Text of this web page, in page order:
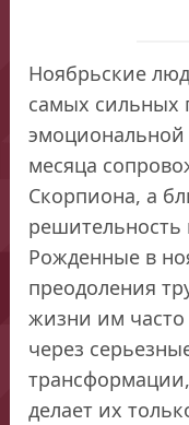
Ноябрьские
самых сильных
эмоциональной
месяца
Скорпиона, а
Рожденные в
преодоления
жизни им часто
через
делает их